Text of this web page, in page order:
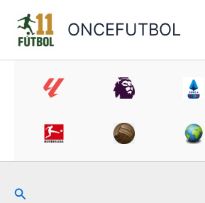
contenido
ONCEFUTBOL
Buscar